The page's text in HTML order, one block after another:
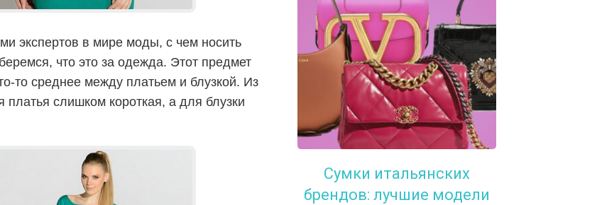
экспертов в мире моды, с чем носить
что это за одежда. Этот предмет
то среднее между платьем и блузкой. Из
слишком короткая, а для блузки
Сумки итальянских
брендов: лучшие модели